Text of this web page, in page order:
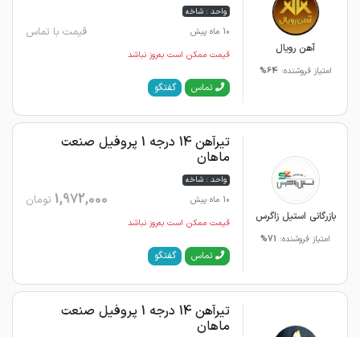
آهن رویال
امتیاز فروشنده:64%
واحد : شاخه
10 ماه پیش
قیمت با تماس
قیمت ممکن است به‌روز نباشد
تماس گفتگو
بازرگانی استیل زاگرس
امتیاز فروشنده: 71%
تیرآهن 14 درجه 1 پروفیل صنعت
ماهان
واحد : شاخه
10 ماه پیش
1,972,000 تومان
قیمت ممکن است به‌روز نباشد
تماس گفتگو
تیرآهن 14 درجه 1 پروفیل صنعت
ماهان